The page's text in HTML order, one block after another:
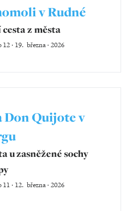
v Rudné
z města
12 ‧ 19. března ‧ 2026
Don Quijote v
u zasněžené sochy
11 ‧ 12. března ‧ 2026